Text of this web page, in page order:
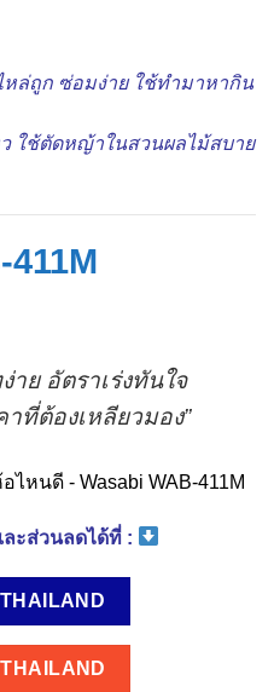
ล่ถูก ซ่อมง่าย ใช้ทำมาหากิน
ใช้ตัดหญ้าในสวนผลไม้สบาย
411M
าย อัตราเร่งทันใจ
ที่ต้องเหลียวมอง”
ะส่วนลดได้ที่ :